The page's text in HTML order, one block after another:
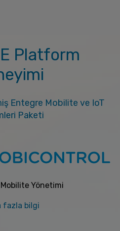
Platform
Entegre Mobilite ve IoT
Paketi
Mobilite Yönetimi
fazla bilgi